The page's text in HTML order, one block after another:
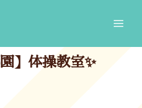
】体操教室✨